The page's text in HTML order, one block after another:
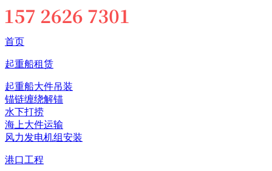
首页
起重船租赁
起重船大件吊装
锚链缠绕解锚
水下打捞
海上大件运输
风力发电机组安装
港口工程